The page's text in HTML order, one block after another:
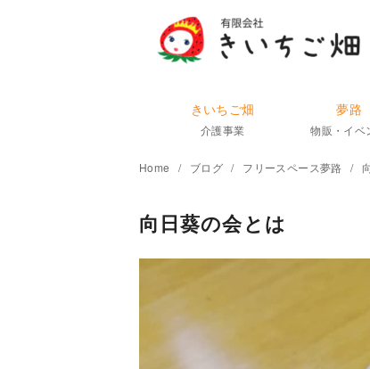
きいちご畑
介護事業
夢路
物販・イベ
Home ブログ フリースペース夢路
向日葵の会とは